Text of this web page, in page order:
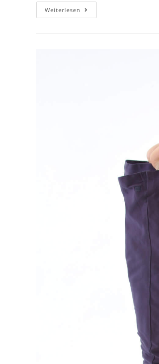
Weiterlesen Unternehmerinnen
Gesundheit